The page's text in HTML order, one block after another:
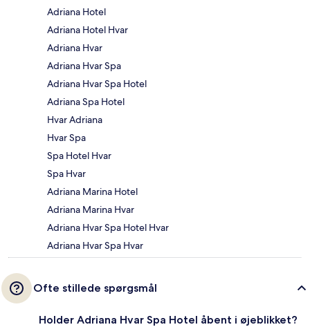
Adriana Hotel
Adriana Hotel Hvar
Adriana Hvar
Adriana Hvar Spa
Adriana Hvar Spa Hotel
Adriana Spa Hotel
Hvar Adriana
Hvar Spa
Spa Hotel Hvar
Spa Hvar
Adriana Marina Hotel
Adriana Marina Hvar
Adriana Hvar Spa Hotel Hvar
Adriana Hvar Spa Hvar
Ofte stillede spørgsmål
Holder Adriana Hvar Spa Hotel åbent i øjeblikket?